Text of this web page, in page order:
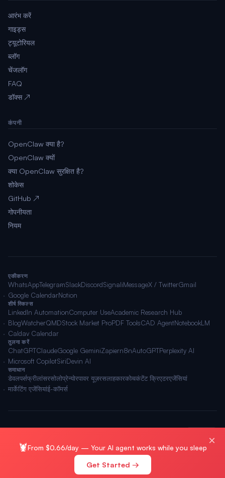
आरंभ करें
गाइड्स
ट्यूटोरियल
ब्लॉग
चेंजलॉग
FAQ
डॉक्स ↗
कंपनी
OpenClaw क्या है?
OpenClaw क्यों
क्या OpenClaw सुरक्षित है?
शोकेस
GitHub ↗
गोपनीयता
नियम
एकीकरण
WhatsAppTelegramSlackDiscordSignaliMessageX / TwitterGmail
Google CalendarNotion
शीर्ष स्किल्स
LinkedIn AutomationComputer UseAcademic Research Hub
BlogWatcherQMDStock Market ProPDF ToolsCAD AgentNotebookLM
Caldav Calendar
तुलना करें
ChatGPTClaudeGoogle GeminiZapiern8nAutoGPTPerplexity AI
Microsoft CopilotSiriDevin AI
समाधान
डेवलपर्सफ्रीलांसरसोलोप्रेन्योरपावर यूज़रसलाहकारकोचकंटेंट क्रिएटरएजेंसियां
मार्केटिंग एजेंसियांई-कॉमर्स
🦞From $0.66/day — Your AI agent works while you sleep
Get Started →
×